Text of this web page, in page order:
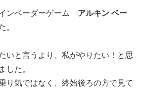
ンベーダーゲーム アルキン ベー
。
いと言うより、私がやりたい！と思
した。
り気ではなく、終始後ろの方で見て